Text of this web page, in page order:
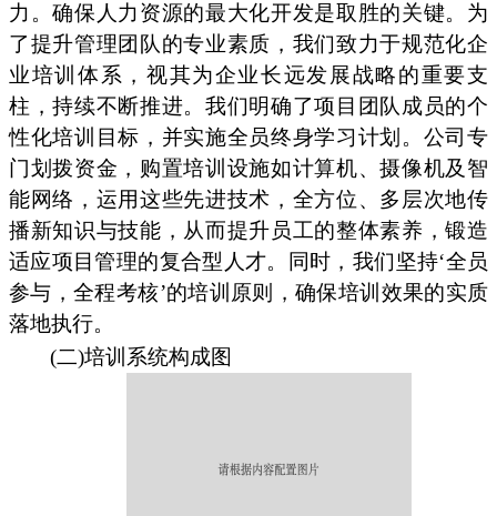
力。确保人力资源的最大化开发是取胜的关键。为
了提升管理团队的专业素质，我们致力于规范化企
业培训体系，视其为企业长远发展战略的重要支
柱，持续不断推进。我们明确了项目团队成员的个
性化培训目标，并实施全员终身学习计划。公司专
门划拨资金，购置培训设施如计算机、摄像机及智
能网络，运用这些先进技术，全方位、多层次地传
播新知识与技能，从而提升员工的整体素养，锻造
适应项目管理的复合型人才。同时，我们坚持‘全员
参与，全程考核’的培训原则，确保培训效果的实质
落地执行。
(二)培训系统构成图